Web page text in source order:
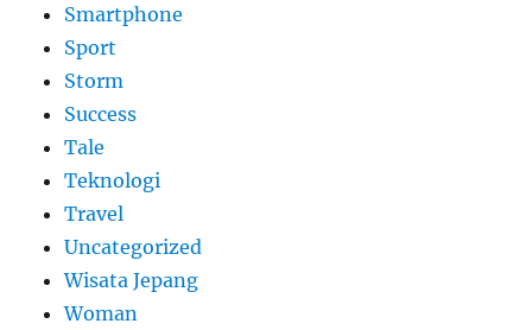
Smartphone
Sport
Storm
Success
Tale
Teknologi
Travel
Uncategorized
Wisata Jepang
Woman